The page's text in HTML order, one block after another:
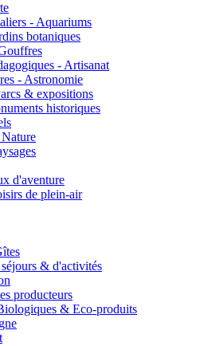
- Aquariums
botaniques
- Artisanat
- Astronomie
& expositions
historiques
d'aventure
de plein-air
& d'activités
producteurs
& Eco-produits